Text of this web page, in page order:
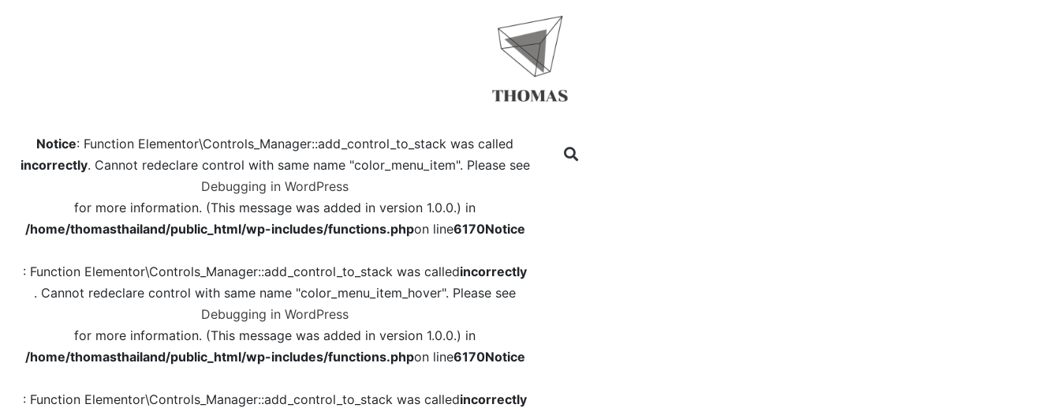
Notice: Function Elementor\Controls_Manager::add_control_to_stack was called
incorrectly. Cannot redeclare control with same name "color_menu_item". Please see
Debugging in WordPress
for more information. (This message was added in version 1.0.0.) in
/home/thomasthailand/public_html/wp-includes/functions.phpon line6170Notice
: Function Elementor\Controls_Manager::add_control_to_stack was calledincorrectly
. Cannot redeclare control with same name "color_menu_item_hover". Please see
Debugging in WordPress
for more information. (This message was added in version 1.0.0.) in
/home/thomasthailand/public_html/wp-includes/functions.phpon line6170Notice
: Function Elementor\Controls_Manager::add_control_to_stack was calledincorrectly